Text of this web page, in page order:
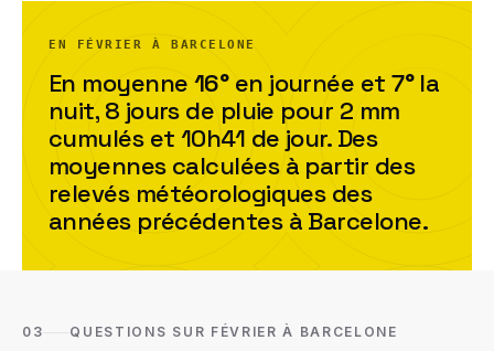
EN FÉVRIER À BARCELONE
En moyenne 16°en journée et 7°la
nuit, 8 joursde pluie pour 2 mm
cumulés et 10h41 de jour. Des
moyennes calculées à partir des
relevés météorologiques des
années précédentes à Barcelone.
03 QUESTIONS SUR FÉVRIER À BARCELONE